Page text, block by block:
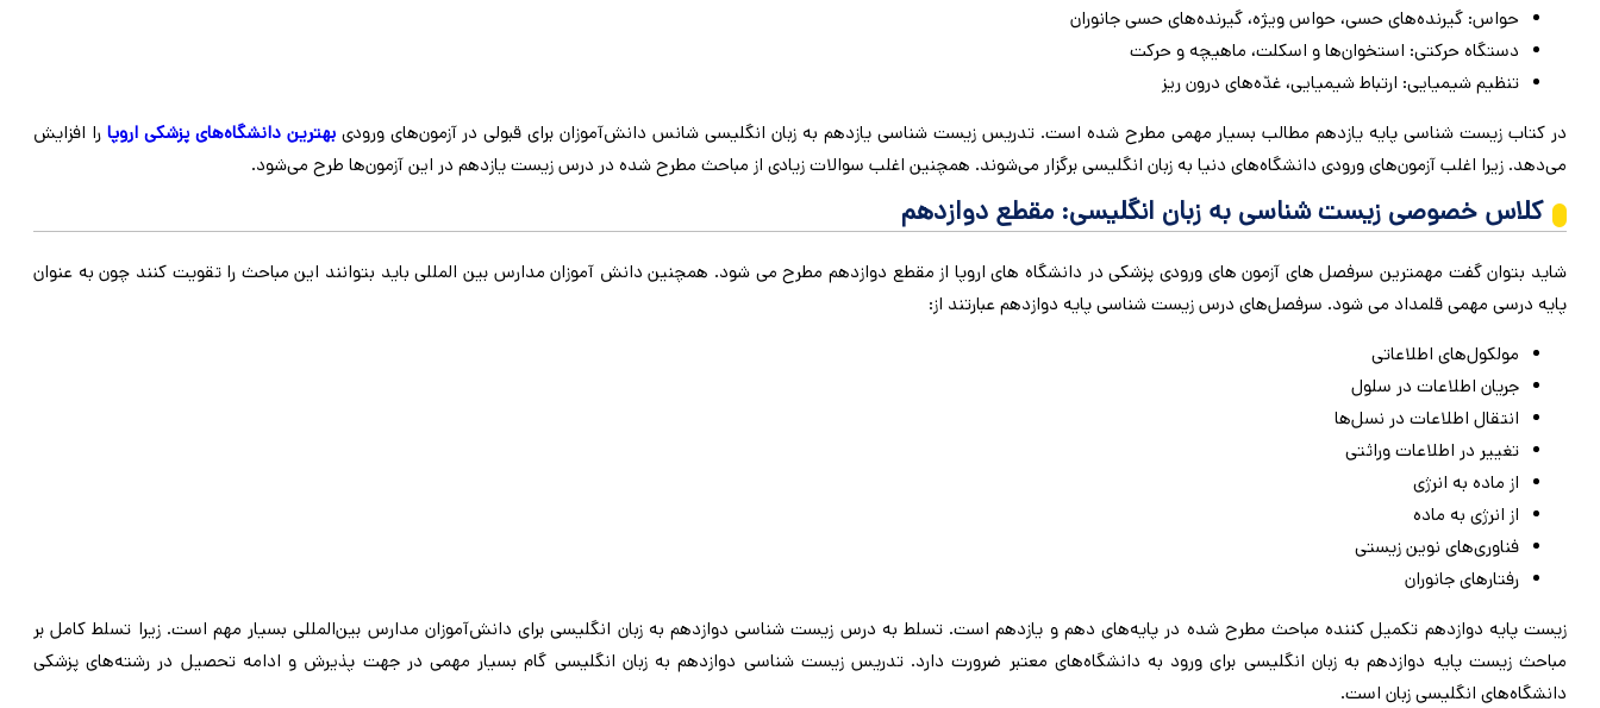
حواس: گیرنده‌های حسی، حواس ویژه، گیرنده‌های حسی جانوران
دستگاه حرکتی: استخوان‌ها و اسکلت، ماهیچه و حرکت
تنظیم شیمیایی: ارتباط شیمیایی، غدّه‌های درون ‌ریز
در کتاب زیست شناسی پایه یازدهم مطالب بسیار مهمی مطرح شده است. تدریس زیست شناسی یازدهم به زبان انگلیسی شانس دانش‌آموزان برای قبولی در آزمون‌های ورودیبهترین دانشگاه‌های پزشکی اروپا را افزایش
می‌دهد. زیرا اغلب آزمون‌های ورودی دانشگاه‌های دنیا به زبان انگلیسی برگزار می‌شوند. همچنین اغلب سوالات زیادی از مباحث مطرح شده در درس زیست یازدهم در این آزمون‌ها طرح می‌شود.
کلاس خصوصی زیست شناسی به زبان انگلیسی: مقطع دوازدهم
شاید بتوان گفت مهمترین سرفصل های آزمون های ورودی پزشکی در دانشگاه های اروپا از مقطع دوازدهم مطرح می شود. همچنین دانش آموزان مدارس بین المللی باید بتوانند این مباحث را تقویت کنند چون به عنوان
پایه درسی مهمی قلمداد می شود. سرفصل‌های درس زیست شناسی پایه دوازدهم عبارتند از:
مولکول‌های اطلاعاتی
جریان اطلاعات در سلول
انتقال اطلاعات در نسل‌ها
تغییر در اطلاعات وراثتی
از ماده به انرژی
از انرژی به ماده
فناوری‌های نوین زیستی
رفتارهای جانوران
زیست پایه دوازدهم تکمیل کننده مباحث مطرح شده در پایه‌های دهم و یازدهم است. تسلط به درس زیست شناسی دوازدهم به زبان انگلیسی برای دانش‌آموزان مدارس بین‌المللی بسیار مهم است. زیرا تسلط کامل بر
مباحث زیست پایه دوازدهم به زبان انگلیسی برای ورود به دانشگاه‌های معتبر ضرورت دارد. تدریس زیست شناسی دوازدهم به زبان انگلیسی گام بسیار مهمی در جهت پذیرش و ادامه تحصیل در رشته‌های پزشکی
دانشگاه‌های انگلیسی زبان است.